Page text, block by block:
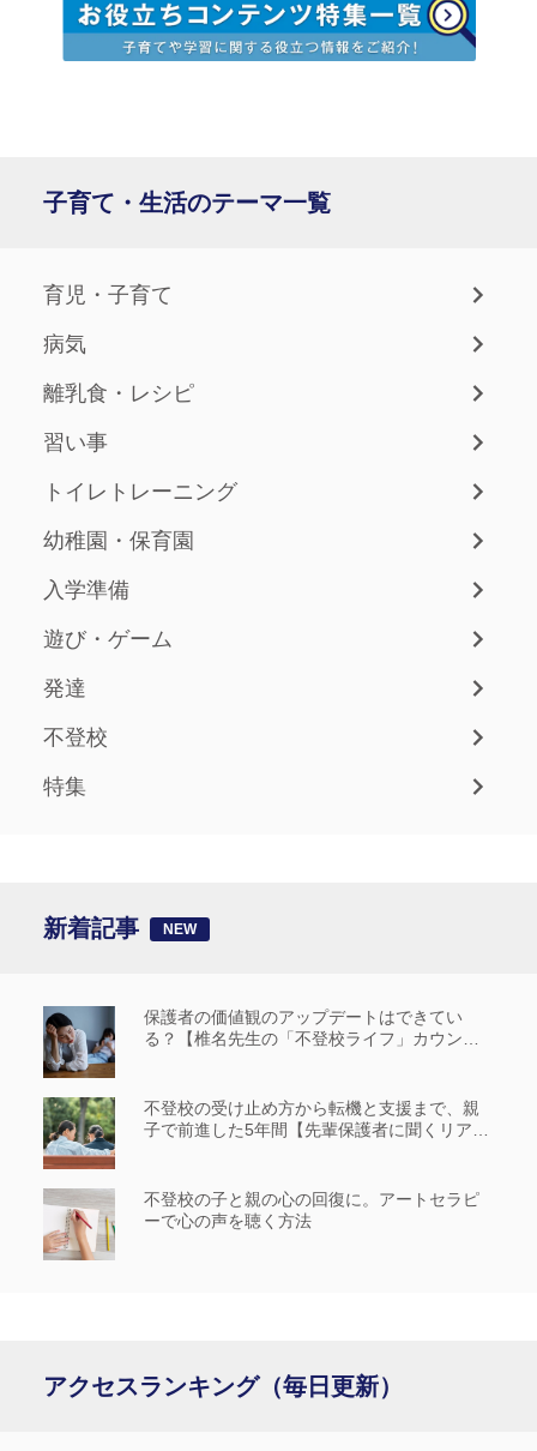
子育て・生活のテーマ一覧
育児・子育て
病気
離乳食・レシピ
習い事
トイレトレーニング
幼稚園・保育園
入学準備
遊び・ゲーム
発達
不登校
特集
新着記事
保護者の価値観のアップデートはできてい
る？【椎名先生の「不登校ライフ」カウンセ
不登校の受け止め方から転機と支援まで、親
子で前進した5年間【先輩保護者に聞くリアル
不登校の子と親の心の回復に。アートセラピ
ーで心の声を聴く方法
アクセスランキング（毎日更新）